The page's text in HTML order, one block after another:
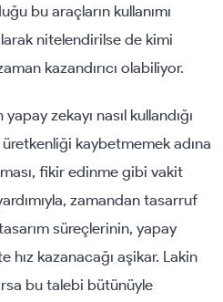
bu araçların kullanımı
nitelendirilse de kimi
kazandırıcı olabiliyor.
zekayı nasıl kullandığı
kaybetmemek adına
fikir edinme gibi vakit
zamandan tasarruf
süreçlerinin, yapay
hız kazanacağı aşikar. Lakin
bu talebi bütünüyle